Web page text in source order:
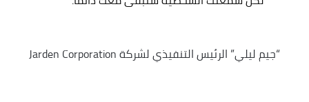
“جيم ليلي” الرئيس التنفيذي لشركة Jarden Corporation